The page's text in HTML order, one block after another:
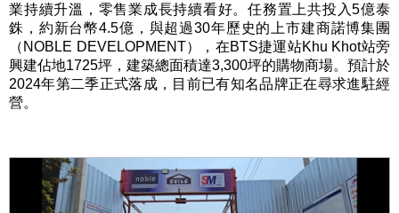
業持續升溫，零售業成長持續看好。任務置上共投入5億泰
銖，約新台幣4.5億，與超過30年歷史的上市建商諾博集團
（ NOBLE DEVELOPMENT），在BTS捷運站Khu Khot站旁
興建佔地1725坪，建築總面積達3,300坪的購物商場。預計於
2024年第二季正式落成，目前已有知名品牌正在尋求進駐經
營。